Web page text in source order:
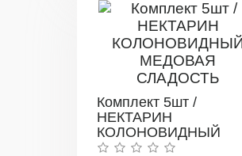
Комплект 5шт /
НЕКТАРИН
КОЛОНОВИДНЫЙ
МЕДОВАЯ СЛАДОСТЬ